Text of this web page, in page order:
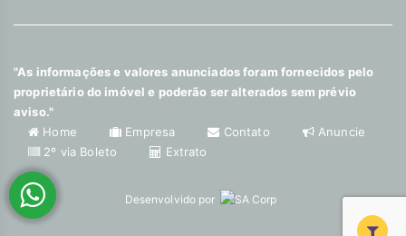
"As informações e valores anunciados foram fornecidos pelo
proprietário do imóvel e poderão ser alterados sem prévio
aviso."
Home
Empresa Contato
Anuncie
2º via Boleto
Extrato
Desenvolvido por